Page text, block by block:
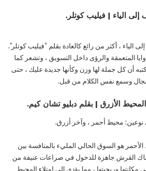
الياء ، أكثر من رائع كالعادة بقلم “فيليب كوتلر”.
المتعمقة والرؤى داخل التسويق ، وتشعر كما
أن كل جملة لها وزن وكأنها جديدة عليك ، حتى
وسمع نفس الكلام من قبل.
نوعين: محيط أحمر ، وآخر أزرق.
هو السوق الحالي المليء بالمنافسة بين
القرش جاهزة للدخول في صراعات عنيفة من
وربحيتها ، مما يؤدي إلى امتلاء المحيط